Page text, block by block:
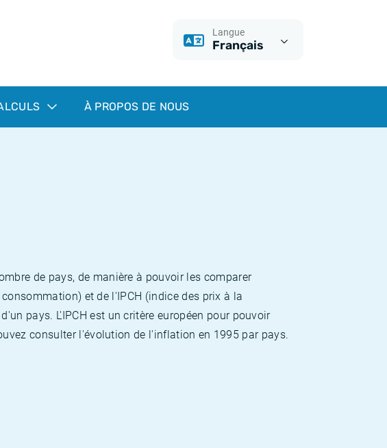
Langue
Français
À PROPOS DE NOUS
de pays, de manière à pouvoir les comparer
et de l'IPCH (indice des prix à la
pays. L'IPCH est un critère européen pour pouvoir
consulter l'évolution de l'inflation en 1995 par pays.